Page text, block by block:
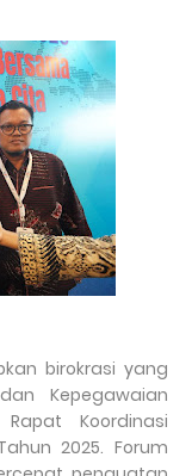
birokrasi yang
Kepegawaian
Koordinasi
2025. Forum